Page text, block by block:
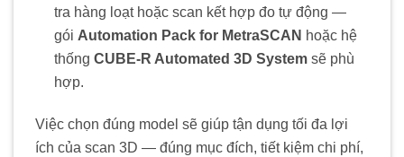
tra hàng loạt hoặc scan kết hợp đo tự động —
gói Automation Pack for MetraSCAN hoặc hệ
thống CUBE-R Automated 3D Systemsẽ phù
hợp.
Việc chọn đúng model sẽ giúp tận dụng tối đa lợi
ích của scan 3D — đúng mục đích, tiết kiệm chi phí,